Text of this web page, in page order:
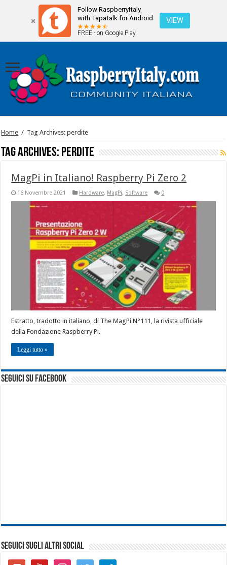
Follow RaspberryItaly
with Tapatalk for Android
FREE - on Google Play
VIEW
Home / Tag Archives: perdite
Tag Archives: perdite
MagPi in Italiano! Raspberry Pi Zero 2
16 Novembre 2021 Hardware, MagPi, Software 0
Estratto, tradotto in italiano, di The MagPi N°111, la rivista ufficiale
della Fondazione Raspberry Pi.
Leggi tutto »
seguici su facebook
SEGUICI SUGLI ALTRI SOCIAL
google-youtubeinstagramtwitter telegram